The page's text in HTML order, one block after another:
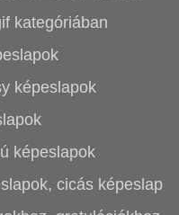
kategóriában
képeslapok
képeslapok
cicás képeslap